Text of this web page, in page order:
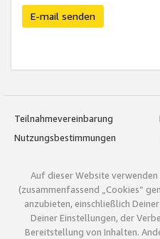
E-mail senden
Teilnahmevereinbarung
Nutzungsbestimmungen
Auf dieser Website
(zusammenfassend „Cookies“
anzubieten, einschließlich
Deiner Einstellungen, der
Bereitstellung von Inhalten.